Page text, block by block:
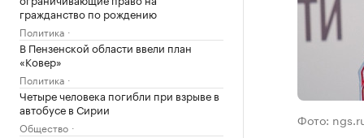
гражданство по рождению
Политика
В Пензенской области ввели план
«Ковер»
Политика
Четыре человека погибли при взрыве в
автобусе в Сирии
Общество Фото: